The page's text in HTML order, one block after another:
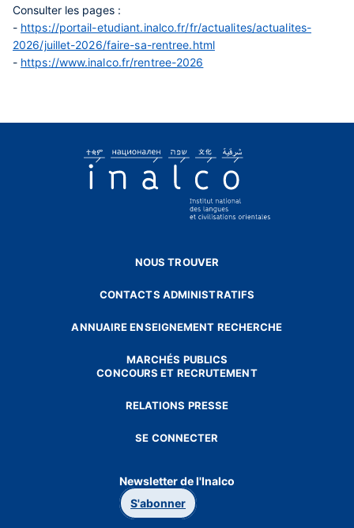
Consulter les pages :
- https://portail-etudiant.inalco.fr/fr/actualites/actualites-
2026/juillet-2026/faire-sa-rentree.html
- https://www.inalco.fr/rentree-2026
NOUS TROUVER
CONTACTS ADMINISTRATIFS
ANNUAIRE ENSEIGNEMENT RECHERCHE
MARCHÉS PUBLICS
CONCOURS ET RECRUTEMENT
RELATIONS PRESSE
SE CONNECTER
Newsletter de l'Inalco
S'abonner